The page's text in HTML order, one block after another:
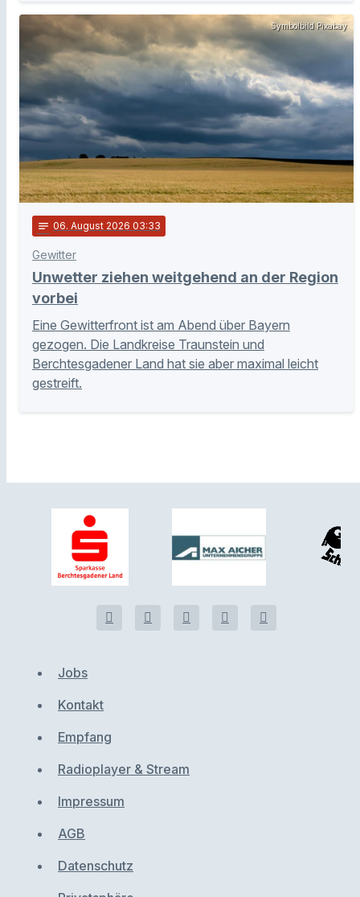
Symbolbild Pixabay
notes 06. August 2026 03:33
Gewitter
Unwetter ziehen weitgehend an der Region
vorbei
Eine Gewitterfront ist am Abend über Bayern
gezogen. Die Landkreise Traunstein und
Berchtesgadener Land hat sie aber maximal leicht
gestreift.
Jobs
Kontakt
Empfang
Radioplayer & Stream
Impressum
AGB
Datenschutz